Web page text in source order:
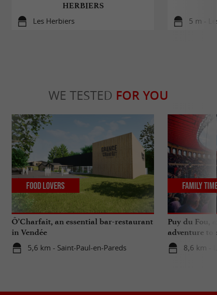
HERBIERS
Les Herbiers 5 m -
WE TESTED FOR YOU
Ô’Charfait, an essential bar-restaurant
in Vendée
5,6 km - Saint-Paul-en-Pareds
Food Lovers
Puy du Fou,
adventure to
8,6 km -
Family